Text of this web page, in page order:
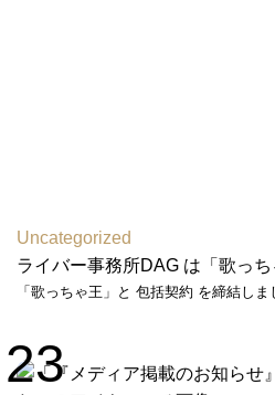
Uncategorized
「歌っちゃ王」と 包括契約 を締結しま
23